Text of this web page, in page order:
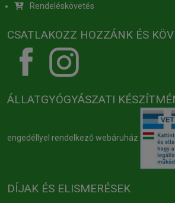
Rendeléskövetés
CSATLAKOZZ HOZZÁNK ÉS
ÁLLATGYÓGYÁSZATI
engedéllyel rendelkező webáruház
DÍJAK ÉS ELISMERÉSEK